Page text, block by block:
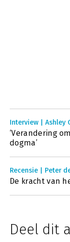
Interview | Ashley
‘Verandering
dogma’
Recensie | Peter
De kracht van
Deel dit